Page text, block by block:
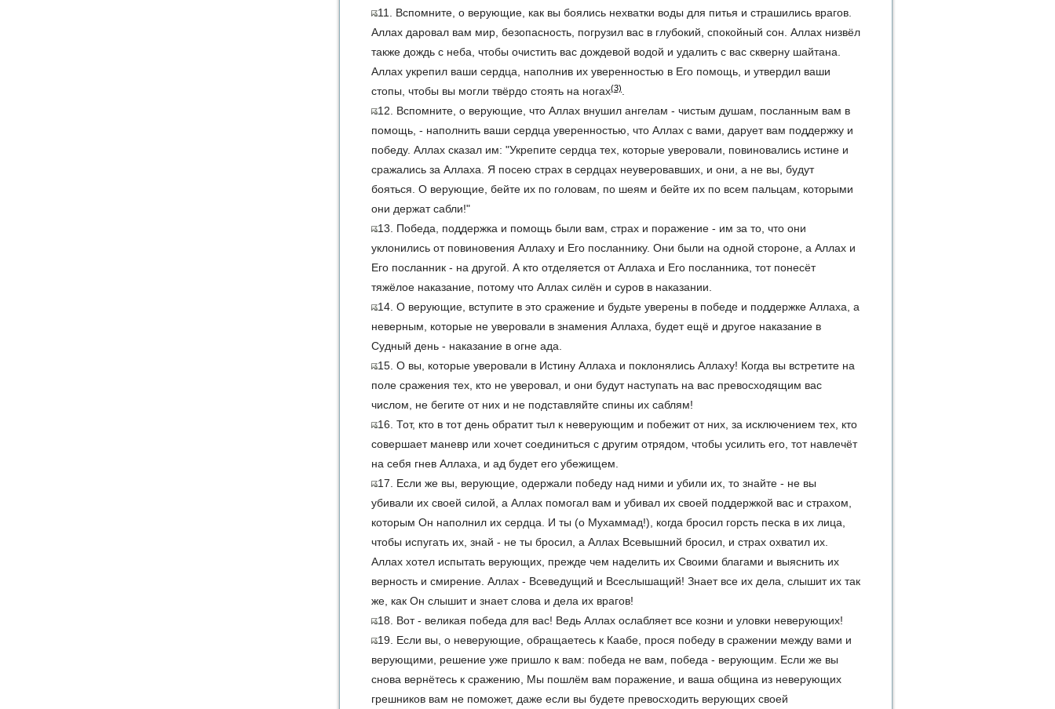
11. Вспомните, о верующие, как вы боялись нехватки воды для питья и страшились врагов.
Аллах даровал вам мир, безопасность, погрузил вас в глубокий, спокойный сон. Аллах низвёл
также дождь с неба, чтобы очистить вас дождевой водой и удалить с вас скверну шайтана.
Аллах укрепил ваши сердца, наполнив их уверенностью в Его помощь, и утвердил ваши
стопы, чтобы вы могли твёрдо стоять на ногах(3)
12. Вспомните, о верующие, что Аллах внушил ангелам - чистым душам, посланным вам в
помощь, - наполнить ваши сердца уверенностью, что Аллах с вами, дарует вам поддержку и
победу. Аллах сказал им: "Укрепите сердца тех, которые уверовали, повиновались истине и
сражались за Аллаха. Я посею страх в сердцах неуверовавших, и они, а не вы, будут
бояться. О верующие, бейте их по головам, по шеям и бейте их по всем пальцам, которыми
они держат сабли!"
13. Победа, поддержка и помощь были вам, страх и поражение - им за то, что они
уклонились от повиновения Аллаху и Его посланнику. Они были на одной стороне, а Аллах и
Его посланник - на другой. А кто отделяется от Аллаха и Его посланника, тот понесёт
тяжёлое наказание, потому что Аллах силён и суров в наказании.
14. О верующие, вступите в это сражение и будьте уверены в победе и поддержке Аллаха, а
неверным, которые не уверовали в знамения Аллаха, будет ещё и другое наказание в
Судный день - наказание в огне ада.
15. О вы, которые уверовали в Истину Аллаха и поклонялись Аллаху! Когда вы встретите на
поле сражения тех, кто не уверовал, и они будут наступать на вас превосходящим вас
числом, не бегите от них и не подставляйте спины их саблям!
16. Тот, кто в тот день обратит тыл к неверующим и побежит от них, за исключением тех, кто
совершает маневр или хочет соединиться с другим отрядом, чтобы усилить его, тот навлечёт
на себя гнев Аллаха, и ад будет его убежищем.
17. Если же вы, верующие, одержали победу над ними и убили их, то знайте - не вы
убивали их своей силой, а Аллах помогал вам и убивал их своей поддержкой вас и страхом,
которым Он наполнил их сердца. И ты (о Мухаммад!), когда бросил горсть песка в их лица,
чтобы испугать их, знай - не ты бросил, а Аллах Всевышний бросил, и страх охватил их.
Аллах хотел испытать верующих, прежде чем наделить их Своими благами и выяснить их
верность и смирение. Аллах - Всеведущий и Всеслышащий! Знает все их дела, слышит их так
же, как Он слышит и знает слова и дела их врагов!
18. Вот - великая победа для вас! Ведь Аллах ослабляет все козни и уловки неверующих!
19. Если вы, о неверующие, обращаетесь к Каабе, прося победу в сражении между вами и
верующими, решение уже пришло к вам: победа не вам, победа - верующим. Если же вы
снова вернётесь к сражению, Мы пошлём вам поражение, и ваша община из неверующих
грешников вам не поможет, даже если вы будете превосходить верующих своей